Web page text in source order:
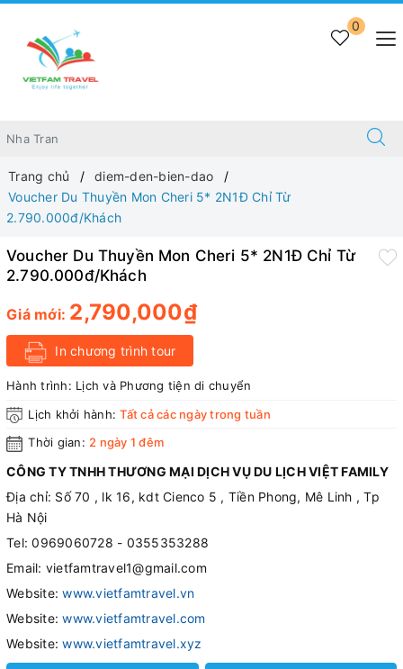
0
Trang chủ
diem-den-bien-dao
Voucher Du Thuyền Mon Cheri 5* 2N1Đ Chỉ Từ
2.790.000đ/Khách
Voucher Du Thuyền Mon Cheri 5* 2N1Đ Chỉ Từ
2.790.000đ/Khách
Giá mới: 2,790,000₫
In chương trình tour
Hành trình: Lịch và Phương tiện di chuyển
Lịch khởi hành:Tất cả các ngày trong tuần
Thời gian: 2 ngày 1 đêm
CÔNG TY TNHH THƯƠNG MẠI DỊCH VỤ DU LỊCH VIỆT FAMILY
Địa chỉ: Số 70 , lk 16, kdt Cienco 5 , Tiền Phong, Mê Linh , Tp
Hà Nội
Tel: 0969060728 - 0355353288
Email: vietfamtravel1@gmail.com
Website:www.vietfamtravel.vn
Website:www.vietfamtravel.com
Website:www.vietfamtravel.xyz